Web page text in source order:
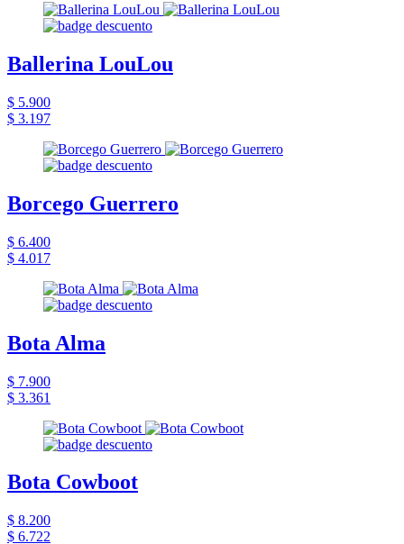
Ballerina LouLou
$ 5.900
$ 3.197
Borcego Guerrero
$ 6.400
$ 4.017
Bota Alma
$ 7.900
$ 3.361
Bota Cowboot
$ 8.200
$ 6.722